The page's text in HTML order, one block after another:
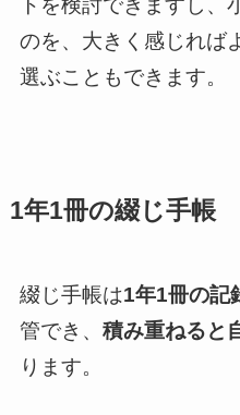
トを検討できますし、
のを、大きく感じれば
選ぶこともできます。
1年1冊の綴じ手帳
綴じ手帳は1年1冊の記
管でき、 積み重ねると
ります。